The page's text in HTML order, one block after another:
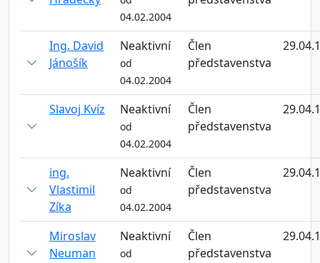
04.02.2004
Ing. David
Jánošík
Neaktivní
od
04.02.2004
Člen
představenstva
Slavoj Kvíz Neaktivní
od
04.02.2004
Člen
představenstva
ing.
Vlastimil
Zíka
Neaktivní
od
04.02.2004
Člen
představenstva
Miroslav
Neuman
Neaktivní
od
Člen
představenstva